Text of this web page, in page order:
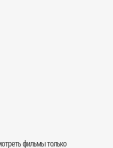
фильмы только